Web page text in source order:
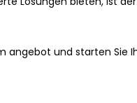
angebot und starten Sie